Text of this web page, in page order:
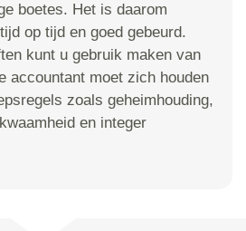
boetes. Het is daarom
op tijd en goed gebeurd.
kunt u gebruik maken van
accountant moet zich houden
zoals geheimhouding,
en integer